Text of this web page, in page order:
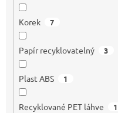
Korek 7
Papír recyklovatelný 3
Plast ABS 1
Recyklované PET láhve 1